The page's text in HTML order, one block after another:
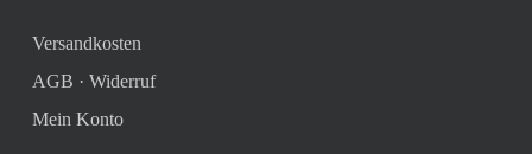
Versandkosten
AGB · Widerruf
Mein Konto